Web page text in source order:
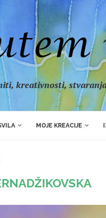
kreativnosti,
MOJE KREACIJE